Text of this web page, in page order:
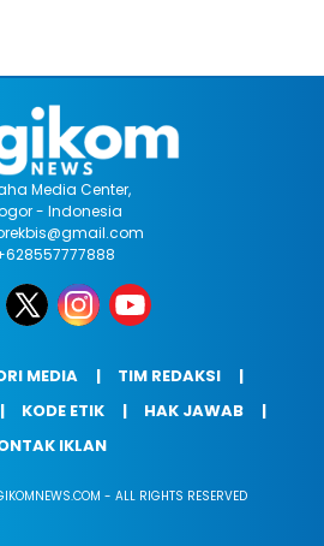
Media Center,
- Indonesia
MEDIA
TIM REDAKSI
KODE ETIK
HAK JAWAB
IKLAN
- ALL RIGHTS RESERVED